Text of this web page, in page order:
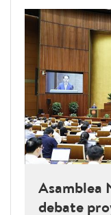
Asamblea
debate